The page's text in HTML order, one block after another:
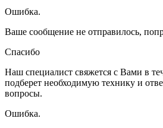
Ошибка.
Ваше сообщение не отправилось,
Спасибо
Наш специалист свяжется с Вами в
подберет необходимую технику и
вопросы.
Ошибка.